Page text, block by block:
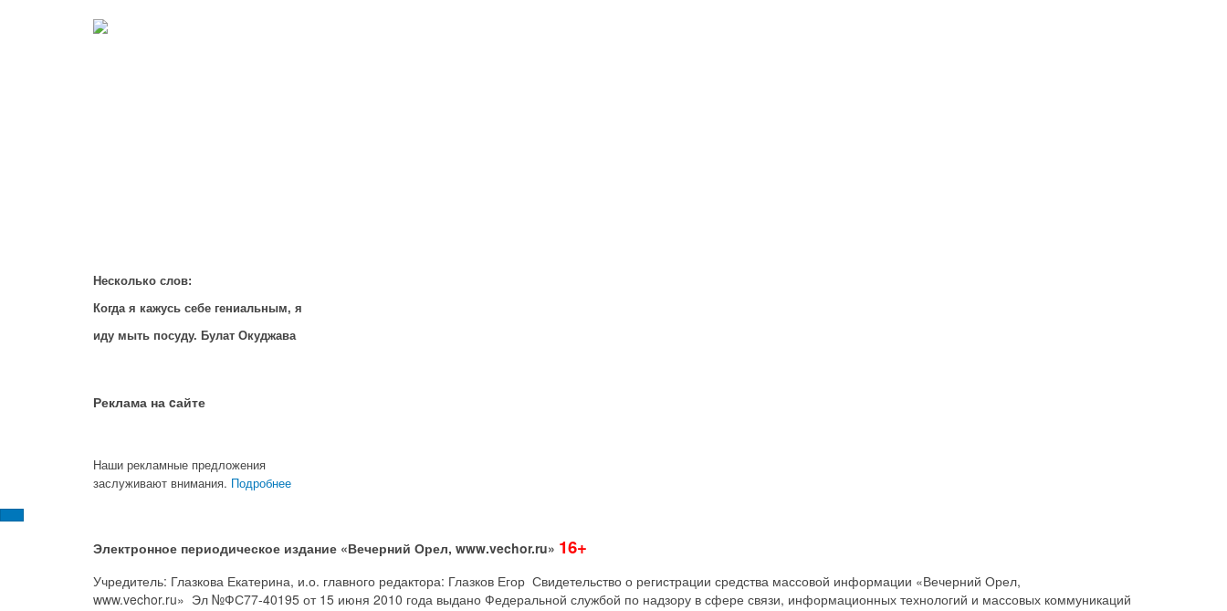
Несколько слов:
Когда я кажусь себе гениальным, я
иду мыть посуду. Булат Окуджава
Реклама на cайте
Наши рекламные предложения
заслуживают внимания. Подробнее
Электронное периодическое издание «Вечерний Орел, www.vechor.ru» 16+
Учредитель: Глазкова Екатерина, и.о. главного редактора: Глазков Егор Свидетельство о регистрации средства массовой информации «Вечерний Орел,
www.vechor.ru» Эл №ФС77-40195 от 15 июня 2010 года выдано Федеральной службой по надзору в сфере связи, информационных технологий и массовых коммуникаций